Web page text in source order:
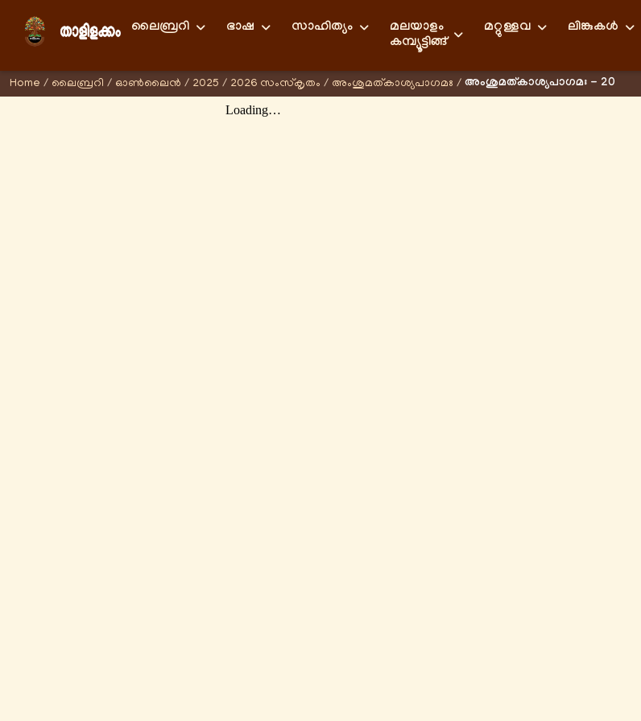
ലൈബ്രറി ഭാഷ സാഹിത്യം
മലയാളം
കമ്പ്യൂട്ടിങ്ങ്
മറ്റുള്ളവ ലിങ്കുകള്‍
Home / ലൈബ്രറി / ഓണ്‍ലൈന്‍ / 2025 / 2026 സംസ്കൃതം / അംശുമത്കാശ്യപാഗമഃ / അംശുമത്കാശ്യപാഗമഃ - 20